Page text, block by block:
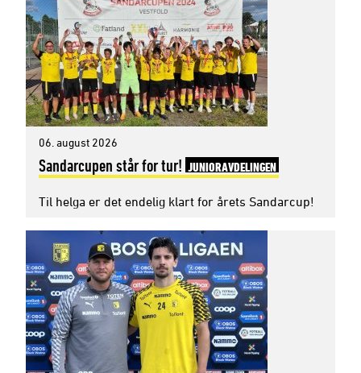
06. august 2026
Sandarcupen står for tur! JUNIORAVDELINGEN
Til helga er det endelig klart for årets Sandarcup!